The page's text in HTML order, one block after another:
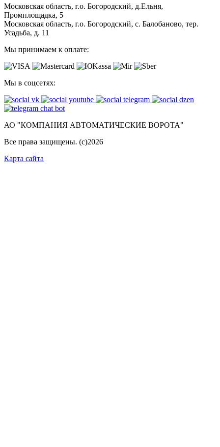
Московская область, г.о. Богородский, д.Ельня,
Промплощадка, 5
Московская область, г.о. Богородский, с. Балобаново, тер.
Усадьба, д. 11
Мы принимаем к оплате:
Мы в соцсетях:
АО "КОМПАНИЯ АВТОМАТИЧЕСКИЕ ВОРОТА"
Все права защищены. (с)2026
Карта сайта